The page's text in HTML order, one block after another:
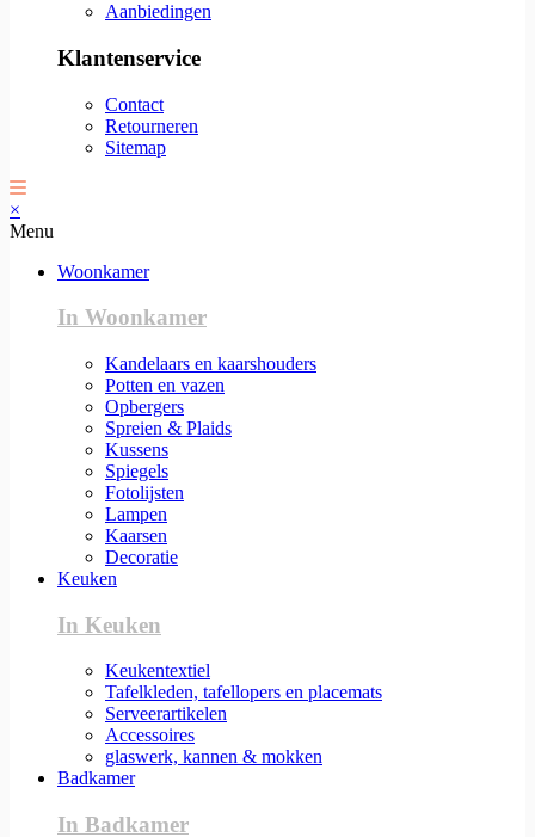
Aanbiedingen
Klantenservice
Contact
Retourneren
Sitemap
×
Menu
Woonkamer
In Woonkamer
Kandelaars en kaarshouders
Potten en vazen
Opbergers
Spreien & Plaids
Kussens
Spiegels
Fotolijsten
Lampen
Kaarsen
Decoratie
Keuken
In Keuken
Keukentextiel
Tafelkleden, tafellopers en placemats
Serveerartikelen
Accessoires
glaswerk, kannen & mokken
Badkamer
In Badkamer